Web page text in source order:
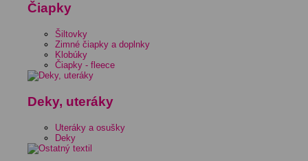
Čiapky
Šiltovky
Zimné čiapky a doplnky
Klobúky
Čiapky - fleece
Deky, uteráky
Uteráky a osušky
Deky